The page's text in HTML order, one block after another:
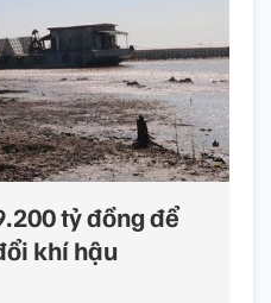
tỷ đồng để
khí hậu